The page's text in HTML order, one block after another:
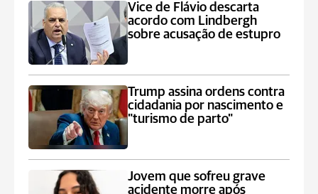
Vice de Flávio descarta
acordo com Lindbergh
sobre acusação de estupro
Trump assina ordens contra
cidadania por nascimento e
"turismo de parto"
Jovem que sofreu grave
acidente morre após